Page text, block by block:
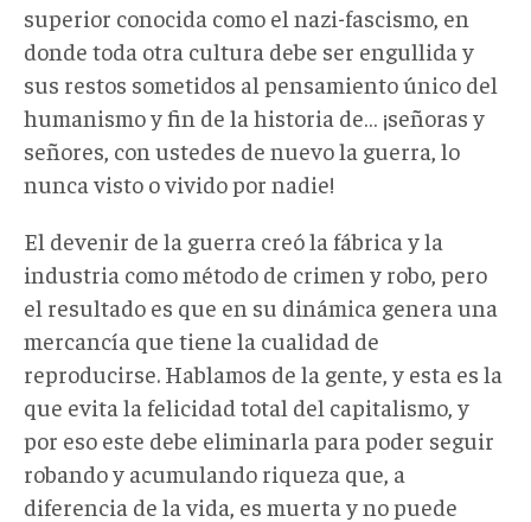
superior conocida como el nazi-fascismo, en
donde toda otra cultura debe ser engullida y
sus restos sometidos al pensamiento único del
humanismo y fin de la historia de… ¡señoras y
señores, con ustedes de nuevo la guerra, lo
nunca visto o vivido por nadie!
El devenir de la guerra creó la fábrica y la
industria como método de crimen y robo, pero
el resultado es que en su dinámica genera una
mercancía que tiene la cualidad de
reproducirse. Hablamos de la gente, y esta es la
que evita la felicidad total del capitalismo, y
por eso este debe eliminarla para poder seguir
robando y acumulando riqueza que, a
diferencia de la vida, es muerta y no puede